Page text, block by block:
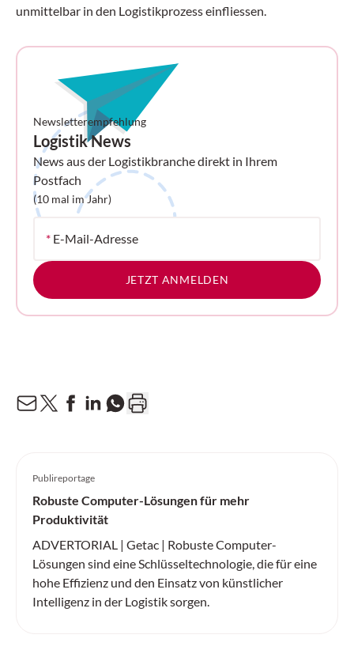
unmittelbar in den Logistikprozess einfliessen.
Newsletterempfehlung
Logistik News
News aus der Logistikbranche direkt in Ihrem
Postfach
(10 mal im Jahr)
* E-Mail-Adresse
JETZT ANMELDEN
Publireportage
Robuste Computer-Lösungen für mehr
Produktivität
ADVERTORIAL | Getac | Robuste Computer-
Lösungen sind eine Schlüsseltechnologie, die für eine
hohe Effizienz und den Einsatz von künstlicher
Intelligenz in der Logistik sorgen.